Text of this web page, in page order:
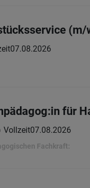
(m/
07.08.2026
für
Vollzeit07.08.2026
Fachkraft: